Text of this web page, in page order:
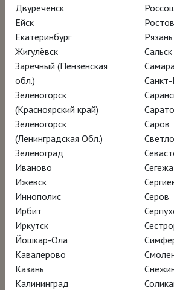
в совместных выставках и
сближался с другими
Сейчас Клиффорд Стилл –
дорогих американских
в 2011 году его композиция
ушла с молотка на аукционе
почти 62 миллиона
Фильм «Бескомпромиссный
Стилл» – это портрет
вдохновлённый его
характером и пламенеющей
рассказ об уникальном
Денвере, хранящем около
его наследия.
Двуреченск
Ейск
Екатеринбург
Жигулёвск
Заречный (Пензенская
обл.)
Зеленогорск
(Красноярский край)
Зеленогорск
(Ленинградская Обл.)
Зеленоград
Иваново
Ижевск
Иннополис
Ирбит
Иркутск
Йошкар-Ола
Кавалерово
Казань
Калининград
Рязань
Сальск
Саров
Сегежа
Серов